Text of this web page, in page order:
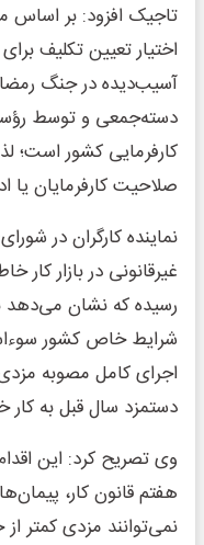
اختیار تعیین تکلیف
آسیب‌دیده در جنگ
دسته‌جمعی و توسط
کارفرمایی کشور است؛
صلاحیت کارفرمایان یا
نماینده کارگران در
غیرقانونی در بازار
رسیده که نشان می‌دهد
شرایط خاص کشور
اجرای کامل مصوبه
دستمزد سال قبل به کار
وی تصریح کرد: این
هفتم قانون کار،
نمی‌توانند مزدی کمتر